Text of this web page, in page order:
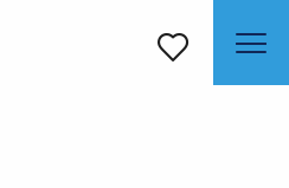
Voir les favoris